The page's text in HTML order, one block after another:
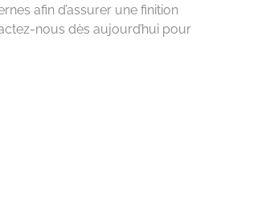
afin d’assurer une finition
nous dès aujourd’hui pour